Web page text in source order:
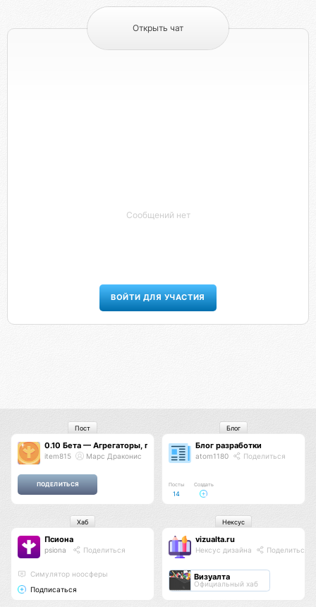
Открыть чат
Сообщений нет
ВОЙТИ ДЛЯ УЧАСТИЯ
0.10 Бета — Агрегаторы, гринд-система, монеты, реферальная
item815 Марс Драконис
Пост
Блог разработки
atom1180 Поделиться
Посты
14
Создать
Блог
Псиона
psiona Поделиться
Cимулятор ноосферы
Подписаться
Хаб
vizualta.ru
Нексус дизайна Поделиться
Визуалта
Официальный хаб
Нексус